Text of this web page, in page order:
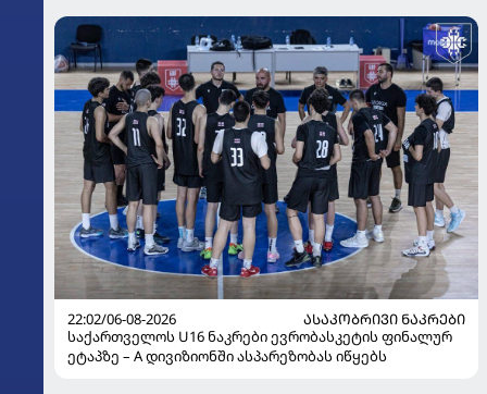
22:02/06-08-2026
ᲐᲡᲐᲙᲝᲑᲠᲘᲕᲘ ᲜᲐᲙᲠᲔᲑᲘ
საქართველოს U16 ნაკრები ევრობასკეტის ფინალურ
ეტაპზე – A დივიზიონში ასპარეზობას იწყებს